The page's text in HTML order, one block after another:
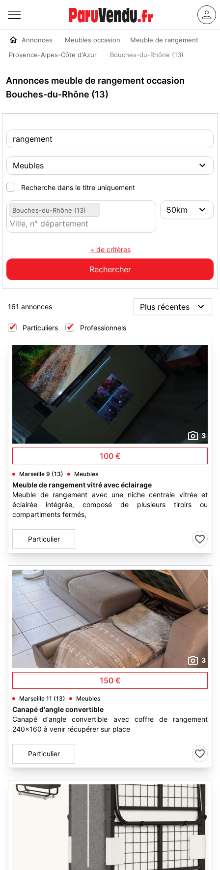
Annonces Meubles occasion
Meuble de rangement
Provence-Alpes-Côte d'Azur
Bouches-du-Rhône (13)
Annonces meuble de rangement occasion
Bouches-du-Rhône (13)
Recherche dans le titre uniquement
Bouches-du-Rhône (13)
+ de critères
161 annonces
Particuliers Professionnels
3
100 €
Marseille 9 (13) Meubles
Meuble de rangement vitré avec éclairage
Meuble de rangement avec une niche centrale vitrée et
éclairée intégrée, composé de plusieurs tiroirs ou
compartiments fermés,
Particulier
3
150 €
Marseille 11 (13) Meubles
Canapé d'angle convertible
Canapé d'angle convertible avec coffre de rangement
240x160 à venir récupérer sur place
Particulier